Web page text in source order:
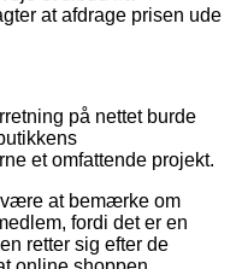
at afdrage prisen ude
på nettet burde
et omfattende projekt.
være at bemærke om
fordi det er en
retter sig efter de